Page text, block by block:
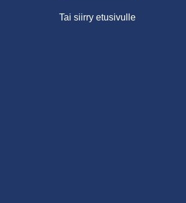
Tai siirry etusivulle